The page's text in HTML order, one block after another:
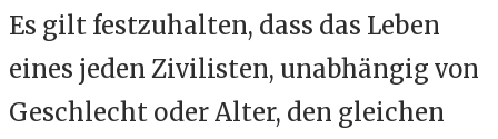
Es gilt festzuhalten, dass das Leben
eines jeden Zivilisten, unabhängig von
Geschlecht oder Alter, den gleichen